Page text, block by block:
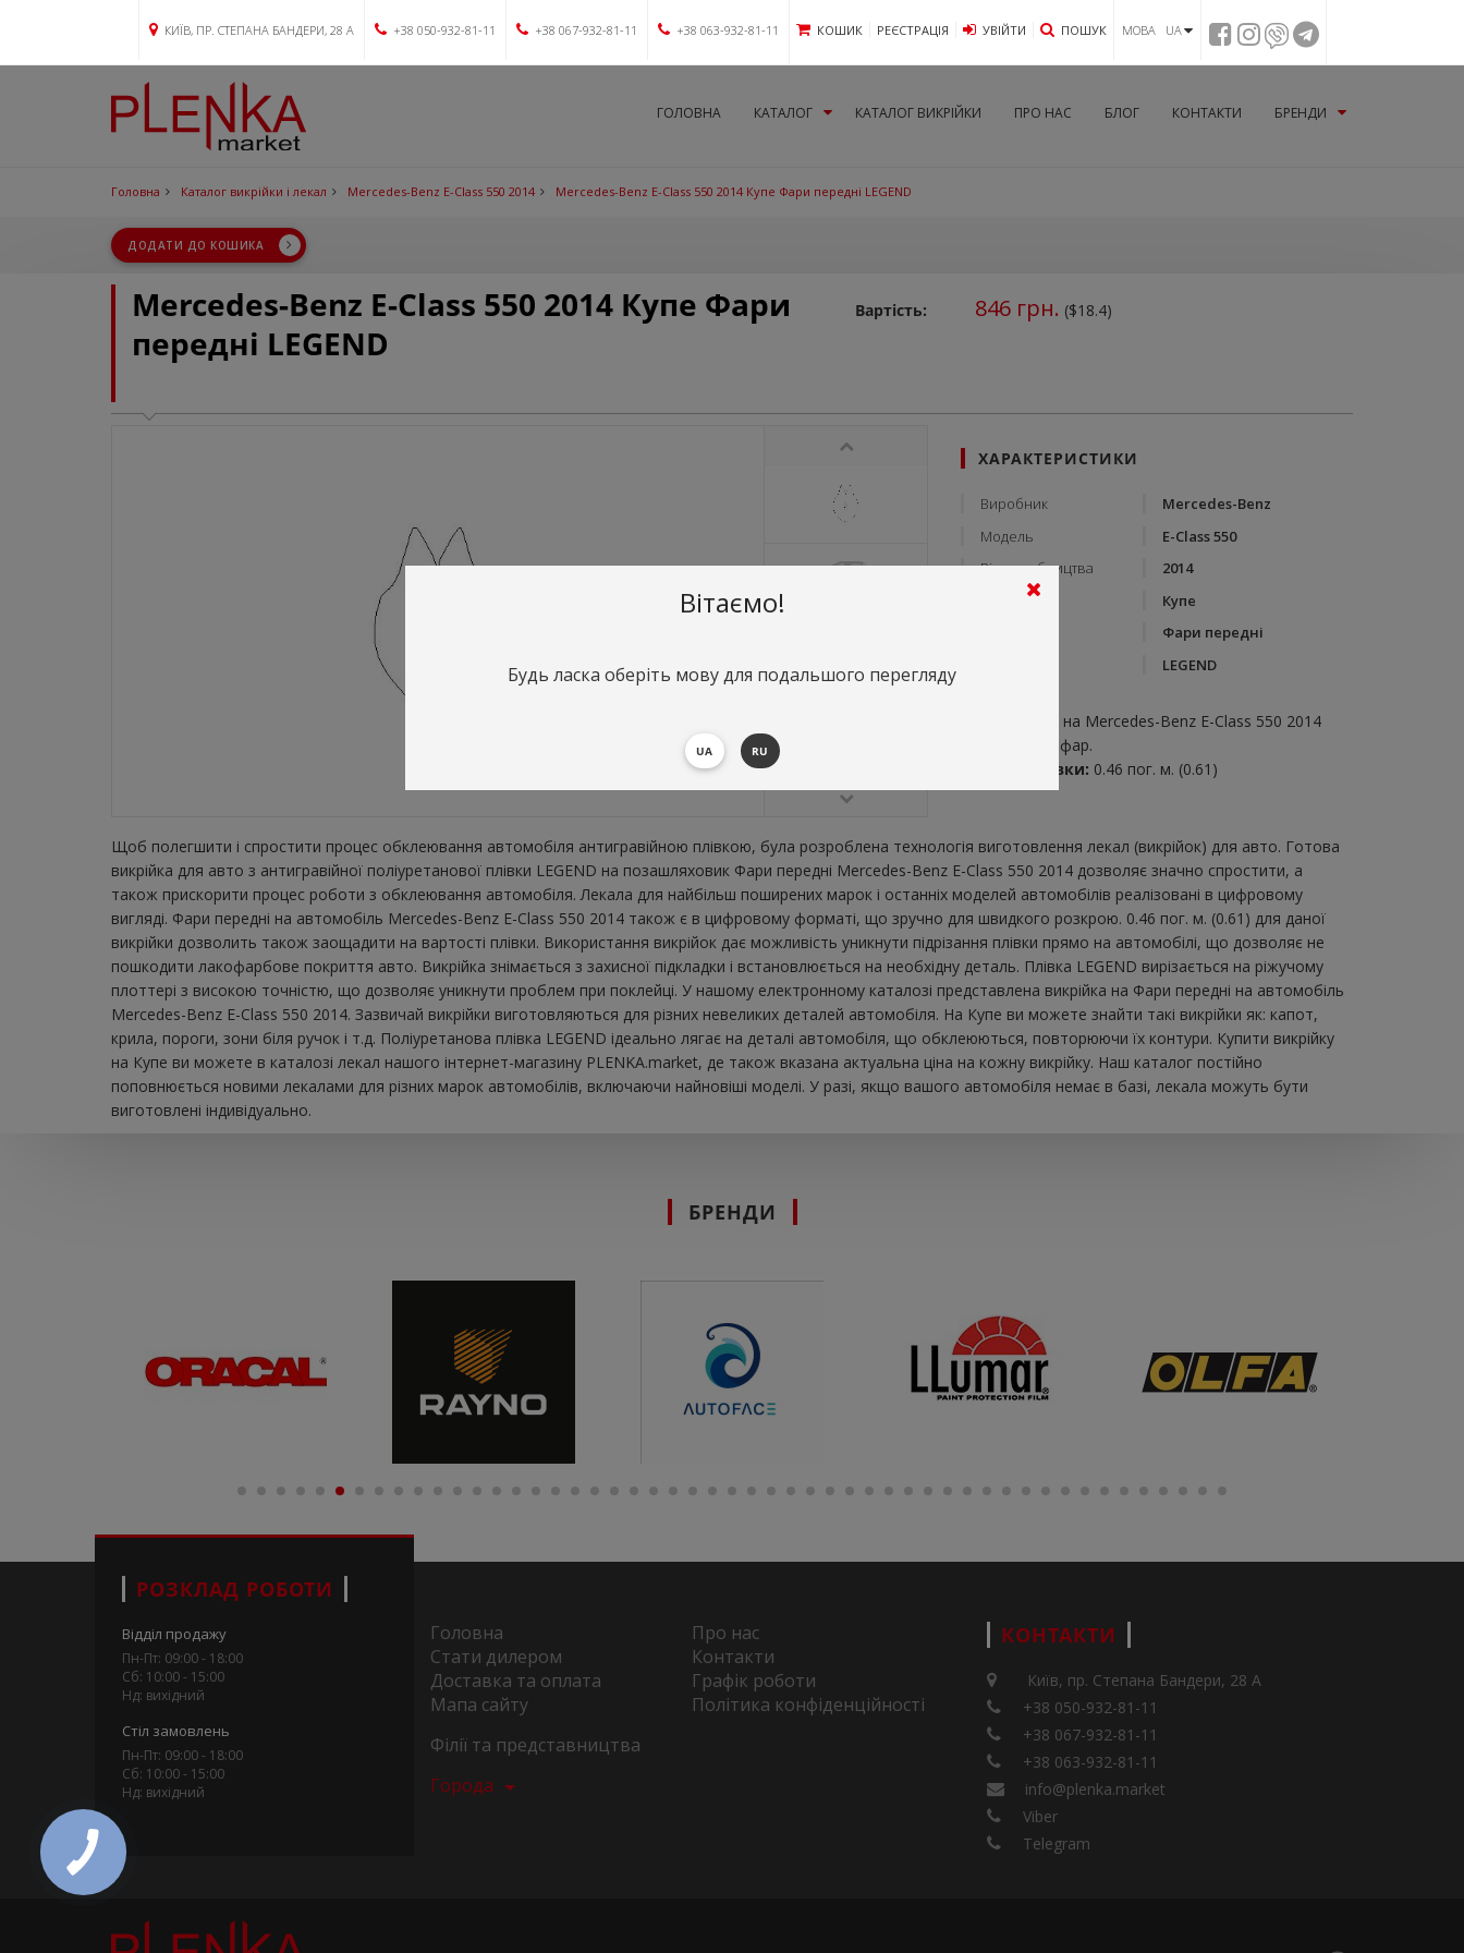
КИЇВ, ПР. СТЕПАНА БАНДЕРИ, 28 А +38 050-932-81-11 +38 067-932-81-11 +38 063-932-81-11 КОШИК РЕЄСТРАЦІЯ УВIЙТИ ПОШУК МОВА UA
ГОЛОВНА КАТАЛОГ КАТАЛОГ ВИКРІЙКИ ПРО НАС БЛОГ КОНТАКТИ БРЕНДИ
Головна Каталог викрійки і лекал Mercedes-Benz E-Class 550 2014 Mercedes-Benz E-Class 550 2014 Купе Фари передні LEGEND
ДОДАТИ ДО КОШИКА
Mercedes-Benz E-Class 550 2014 Купе Фари
передні LEGEND
Вартість: 846грн. ($18.4)
ХАРАКТЕРИСТИКИ
Виробник
Mercedes-Benz
Модель
E-Class 550
Рік виробництва
2014
Тип кузову
Купе
Фари передні
LEGEND
Фари передні на Mercedes-Benz E-Class 550 2014
Викрійка для фар.
Витрата плівки: 0.46 пог. м. (0.61)
Щоб полегшити і спростити процес обклеювання автомобіля антигравійною плівкою, була розроблена технологія виготовлення лекал (викрійок) для авто. Готова
викрійка для авто з антигравійної поліуретанової плівки LEGEND на позашляховик Фари передні Mercedes-Benz E-Class 550 2014 дозволяє значно спростити, а
також прискорити процес роботи з обклеювання автомобіля. Лекала для найбільш поширених марок і останніх моделей автомобілів реалізовані в цифровому
вигляді. Фари передні на автомобіль Mercedes-Benz E-Class 550 2014 також є в цифровому форматі, що зручно для швидкого розкрою. 0.46 пог. м. (0.61) для даної
викрійки дозволить також заощадити на вартості плівки. Використання викрійок дає можливість уникнути підрізання плівки прямо на автомобілі, що дозволяє не
пошкодити лакофарбове покриття авто. Викрійка знімається з захисної підкладки і встановлюється на необхідну деталь. Плівка LEGEND вирізається на ріжучому
плоттері з високою точністю, що дозволяє уникнути проблем при поклейці. У нашому електронному каталозі представлена ​​викрійка на Фари передні на автомобіль
Mercedes-Benz E-Class 550 2014. Зазвичай викрійки виготовляються для різних невеликих деталей автомобіля. На Купе ви можете знайти такі викрійки як: капот,
крила, пороги, зони біля ручок і т.д. Поліуретанова плівка LEGEND ідеально лягає на деталі автомобіля, що обклеюються, повторюючи їх контури. Купити викрійку
на Купе ви можете в каталозі лекал нашого інтернет-магазину PLENKA.market, де також вказана актуальна ціна на кожну викрійку. Наш каталог постійно
поповнюється новими лекалами для різних марок автомобілів, включаючи найновіші моделі. У разі, якщо вашого автомобіля немає в базі, лекала можуть бути
виготовлені індивідуально.
БРЕНДИ
РОЗКЛАД РОБОТИ
Відділ продажу
Пн-Пт: 09:00 - 18:00
Сб: 10:00 - 15:00
Нд: вихідний
Стіл замовлень
Пн-Пт: 09:00 - 18:00
Сб: 10:00 - 15:00
Нд: вихідний
Головна
Про нас
Стати дилером
Контакти
Доставка та оплата
Графік роботи
Мапа сайту
Політика конфіденційності
Філії та представництва
Города
КОНТАКТИ
Київ, пр. Степана Бандери, 28 А
+38 050-932-81-11
+38 067-932-81-11
+38 063-932-81-11
info@plenka.market
Viber
Telegram
Вітаємо!
Будь ласка оберіть мову для подальшого перегляду
UA RU